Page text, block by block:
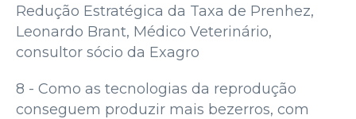
Redução Estratégica da Taxa de Prenhez,
Leonardo Brant, Médico Veterinário,
consultor sócio da Exagro
8 - Como as tecnologias da reprodução
conseguem produzir mais bezerros, com